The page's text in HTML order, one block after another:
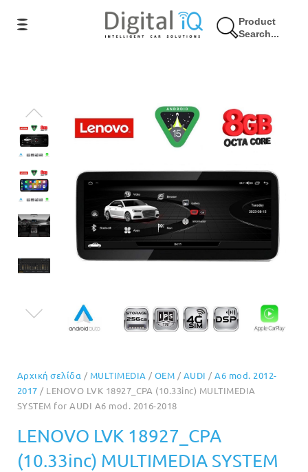
Product
Search...
6% Έκπτωση
Αρχική σελίδα / MULTIMEDIA / OEM / AUDI /A6 mod. 2012-
2017 / LENOVO LVK 18927_CPA (10.33inc) MULTIMEDIA
SYSTEM for AUDI A6 mod. 2016-2018
LENOVO LVK 18927_CPA
(10.33inc) MULTIMEDIA SYSTEM